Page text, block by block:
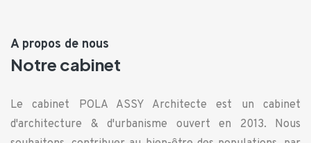
A propos de nous
Notre cabinet
Le cabinet POLA ASSY Architecte est un cabinet
d'architecture & d'urbanisme ouvert en 2013. Nous